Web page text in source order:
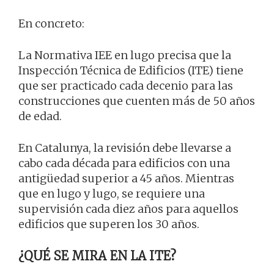
En concreto:
La Normativa IEE en lugo precisa que la
Inspección Técnica de Edificios (ITE) tiene
que ser practicado cada decenio para las
construcciones que cuenten más de 50 años
de edad.
En Catalunya, la revisión debe llevarse a
cabo cada década para edificios con una
antigüedad superior a 45 años. Mientras
que en lugo y lugo, se requiere una
supervisión cada diez años para aquellos
edificios que superen los 30 años.
¿QUÉ SE MIRA EN LA ITE?